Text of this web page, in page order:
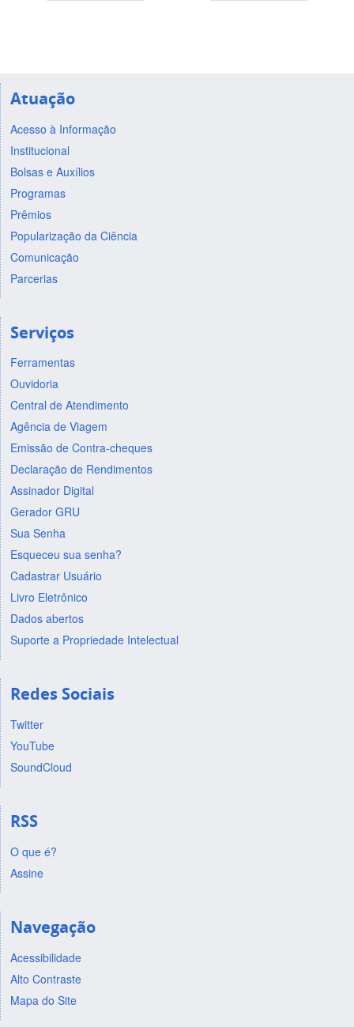
Atuação
Acesso à Informação
Institucional
Bolsas e Auxílios
Programas
Prêmios
Popularização da Ciência
Comunicação
Parcerias
Serviços
Ferramentas
Ouvidoria
Central de Atendimento
Agência de Viagem
Emissão de Contra-cheques
Declaração de Rendimentos
Assinador Digital
Gerador GRU
Sua Senha
Esqueceu sua senha?
Cadastrar Usuário
Livro Eletrônico
Dados abertos
Suporte a Propriedade Intelectual
Redes Sociais
Twitter
YouTube
SoundCloud
RSS
O que é?
Assine
Navegação
Acessibilidade
Alto Contraste
Mapa do Site